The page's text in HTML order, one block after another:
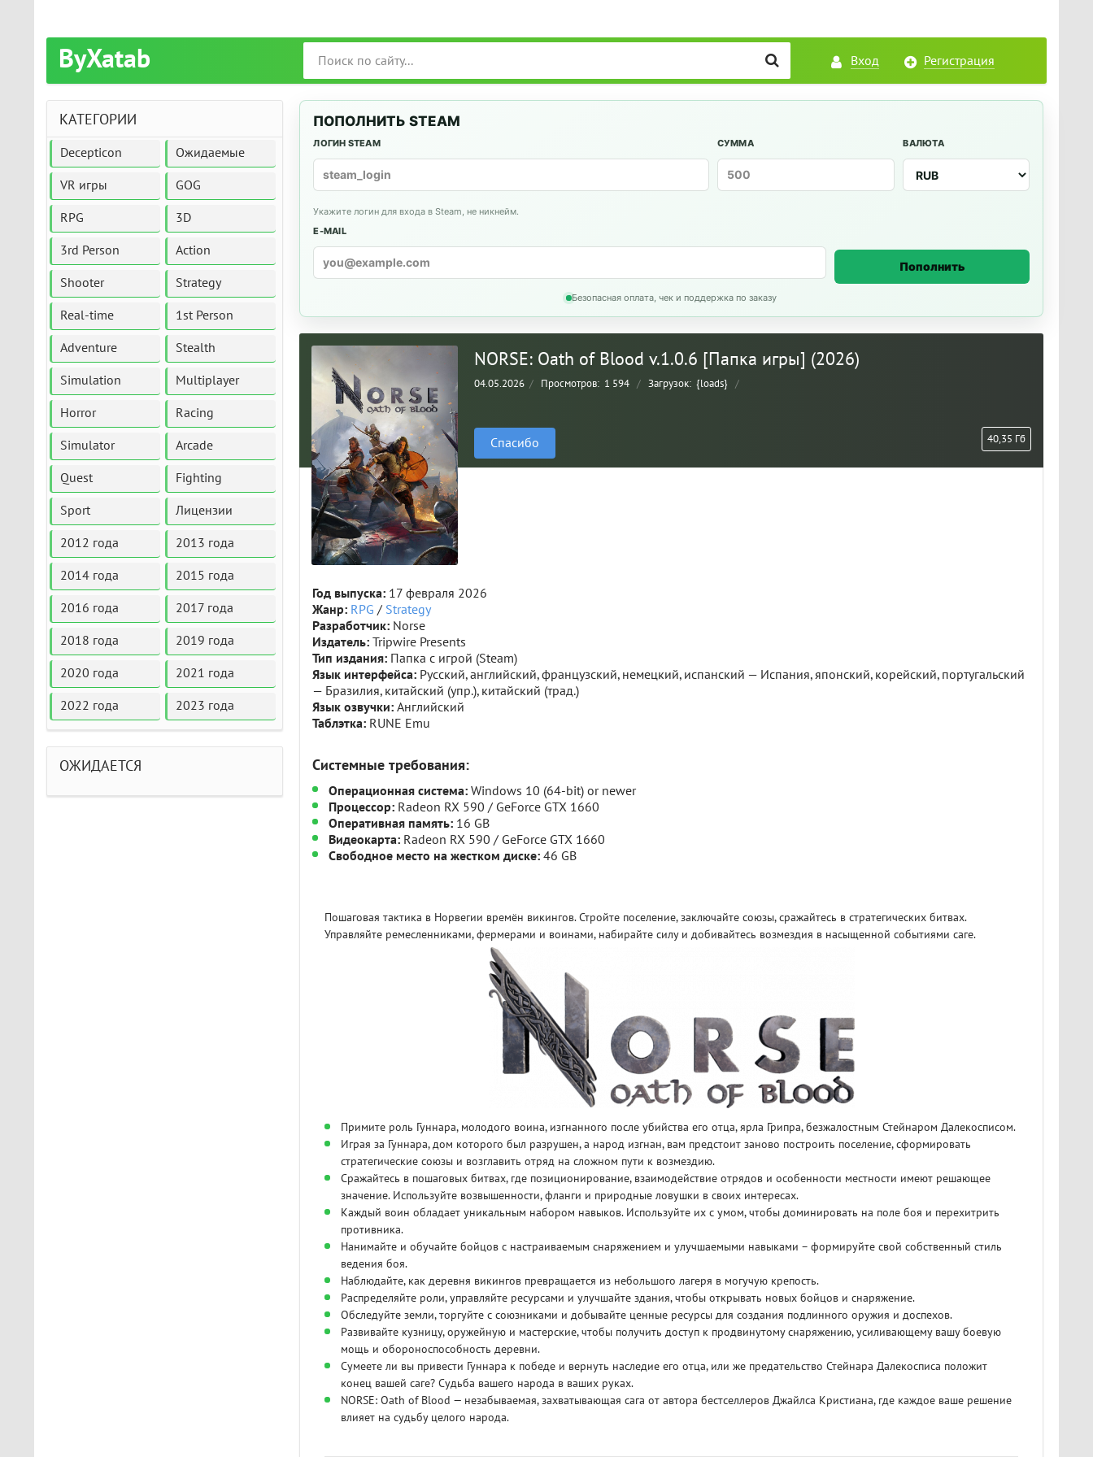
ByXatab Вход Регистрация
ПОПОЛНИТЬ STEAM
ЛОГИН STEAM СУММА ВАЛЮТА
Укажите логин для входа в Steam, не никнейм.
E-MAIL
Пополнить
Безопасная оплата, чек и поддержка по заказу
NORSE: Oath of Blood v.1.0.6 [Папка игры] (2026)
04.05.2026 / Просмотров: 1 594 / Загрузок: {loads} /
40,35 Гб
Спасибо
Год выпуска: 17 февраля 2026
Жанр: RPG / Strategy
Разработчик: Norse
Издатель: Tripwire Presents
Тип издания: Папка с игрой (Steam)
Язык интерфейса: Русский, английский, французский, немецкий, испанский — Испания, японский, корейский, португальский
— Бразилия, китайский (упр.), китайский (трад.)
Язык озвучки:Английский
Таблэтка: RUNE Emu
Системные требования:
Операционная система: Windows 10 (64-bit) or newer
Процессор: Radeon RX 590 / GeForce GTX 1660
Оперативная память: 16 GB
Видеокарта: Radeon RX 590 / GeForce GTX 1660
Свободное место на жестком диске: 46 GB
Пошаговая тактика в Норвегии времён викингов. Стройте поселение, заключайте союзы, сражайтесь в стратегических битвах.
Управляйте ремесленниками, фермерами и воинами, набирайте силу и добивайтесь возмездия в насыщенной событиями саге.
Примите роль Гуннара, молодого воина, изгнанного после убийства его отца, ярла Грипра, безжалостным Стейнаром Далекосписом.
Играя за Гуннара, дом которого был разрушен, а народ изгнан, вам предстоит заново построить поселение, сформировать
стратегические союзы и возглавить отряд на сложном пути к возмездию.
Сражайтесь в пошаговых битвах, где позиционирование, взаимодействие отрядов и особенности местности имеют решающее
значение. Используйте возвышенности, фланги и природные ловушки в своих интересах.
Каждый воин обладает уникальным набором навыков. Используйте их с умом, чтобы доминировать на поле боя и перехитрить
противника.
Нанимайте и обучайте бойцов с настраиваемым снаряжением и улучшаемыми навыками – формируйте свой собственный стиль
ведения боя.
Наблюдайте, как деревня викингов превращается из небольшого лагеря в могучую крепость.
Распределяйте роли, управляйте ресурсами и улучшайте здания, чтобы открывать новых бойцов и снаряжение.
Обследуйте земли, торгуйте с союзниками и добывайте ценные ресурсы для создания подлинного оружия и доспехов.
Развивайте кузницу, оружейную и мастерские, чтобы получить доступ к продвинутому снаряжению, усиливающему вашу боевую
мощь и обороноспособность деревни.
Сумеете ли вы привести Гуннара к победе и вернуть наследие его отца, или же предательство Стейнара Далекосписа положит
конец вашей саге? Судьба вашего народа в ваших руках.
NORSE: Oath of Blood — незабываемая, захватывающая сага от автора бестселлеров Джайлса Кристиана, где каждое ваше решение
влияет на судьбу целого народа.
КАТЕГОРИИ
Decepticon Ожидаемые
VR игры GOG
RPG 3D
3rd Person Action
Shooter Strategy
Real-time 1st Person
Adventure Stealth
Simulation Multiplayer
Horror Racing
Simulator Arcade
Quest Fighting
Sport Лицензии
2012 года 2013 года
2014 года 2015 года
2016 года 2017 года
2018 года 2019 года
2020 года 2021 года
2022 года 2023 года
ОЖИДАЕТСЯ